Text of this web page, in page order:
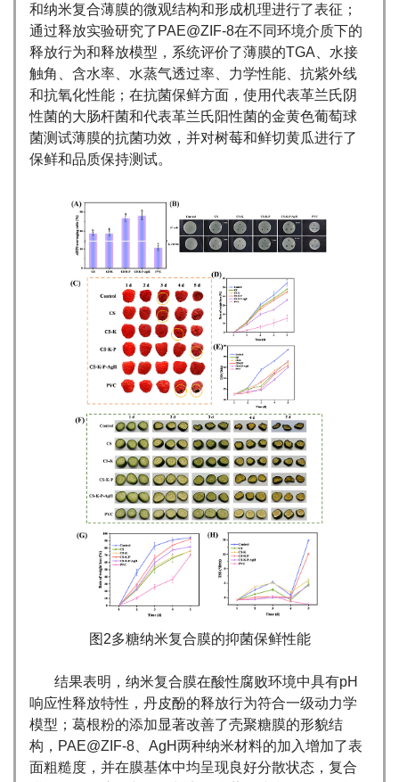
和纳米复合薄膜的微观结构和形成机理进行了表征；
通过释放实验研究了PAE@ZIF-8在不同环境介质下的
释放行为和释放模型，系统评价了薄膜的TGA、水接
触角、含水率、水蒸气透过率、力学性能、抗紫外线
和抗氧化性能；在抗菌保鲜方面，使用代表革兰氏阴
性菌的大肠杆菌和代表革兰氏阳性菌的金黄色葡萄球
菌测试薄膜的抗菌功效，并对树莓和鲜切黄瓜进行了
保鲜和品质保持测试。
图2多糖纳米复合膜的抑菌保鲜性能
结果表明，纳米复合膜在酸性腐败环境中具有pH
响应性释放特性，丹皮酚的释放行为符合一级动力学
模型；葛根粉的添加显著改善了壳聚糖膜的形貌结
构，PAE@ZIF-8、AgH两种纳米材料的加入增加了表
面粗糙度，并在膜基体中均呈现良好分散状态，复合